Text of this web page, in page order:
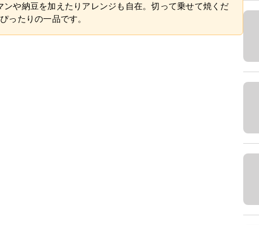
ンや納豆を加えたりアレンジも自在。切って乗せて焼くだ
ったりの一品です。